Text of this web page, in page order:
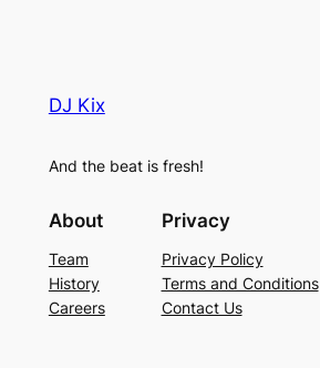
DJ Kix
And the beat is fresh!
About
Team
History
Careers
Privacy
Privacy Policy
Terms and Conditions
Contact Us